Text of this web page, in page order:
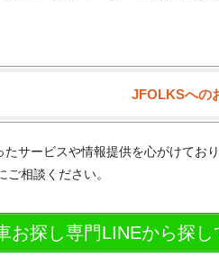
JFOLKSへの
サービスや情報提供を心がけてお
相談ください。
お探し専門LINEから探し